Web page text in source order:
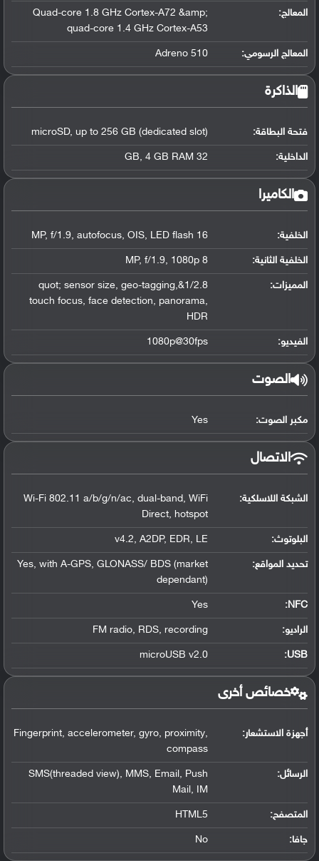
المعالج:
Quad-core 1.8 GHz Cortex-A72 &amp;
quad-core 1.4 GHz Cortex-A53
المعالج الرسومي:
Adreno 510
الذاكرة
فتحة البطاقة: microSD, up to 256 GB (dedicated slot)
الداخلية: 32 GB, 4 GB RAM
الكاميرا
الخلفية: 16 MP, f/1.9, autofocus, OIS, LED flash
الخلفية الثانية: 8 MP, f/1.9, 1080p
المميزات:
1/2.8&quot; sensor size, geo-tagging,
touch focus, face detection, panorama,
HDR
الفيديو: 1080p@30fps
الصوت
مكبر الصوت: Yes
الاتصال
الشبكة اللاسلكية:
Wi-Fi 802.11 a/b/g/n/ac, dual-band, WiFi
Direct, hotspot
البلوتوث:
v4.2, A2DP, EDR, LE
تحديد المواقع:
Yes, with A-GPS, GLONASS/ BDS (market
dependant)
NFC
:
Yes
الراديو: FM radio, RDS, recording
USB
:
microUSB v2.0
خصائص أخرى
أجهزة الاستشعار:
Fingerprint, accelerometer, gyro, proximity,
compass
الرسائل:
SMS(threaded view), MMS, Email, Push
Mail, IM
المتصفح: HTML5
جافا: No